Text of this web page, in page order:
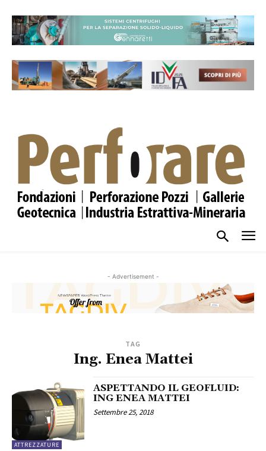
- Advertisement -
TAG
Ing. Enea Mattei
ATTREZZATURE
ASPETTANDO IL GEOFLUID:
ING ENEA MATTEI
Settembre 25, 2018